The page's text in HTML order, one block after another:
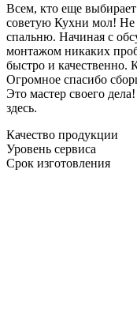
Всем, кто еще
советую Кухни мол! Не
спальню. Начиная с
монтажом никаких
быстро и качественно.
Огромное спасибо
Это мастер своего
здесь.
Качество продукции
Уровень сервиса
Срок изготовления